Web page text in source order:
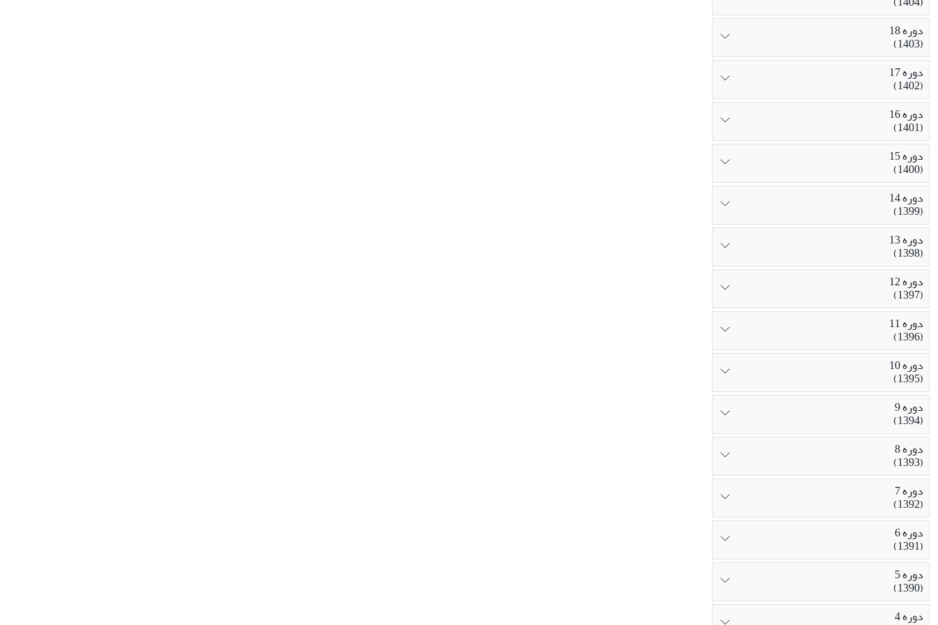
دوره 18
(1403)
دوره 17
(1402)
دوره 16
(1401)
دوره 15
(1400)
دوره 14
(1399)
دوره 13
(1398)
دوره 12
(1397)
دوره 11
(1396)
دوره 10
(1395)
دوره 9
(1394)
دوره 8
(1393)
دوره 7
(1392)
دوره 6
(1391)
دوره 5
(1390)
دوره 4